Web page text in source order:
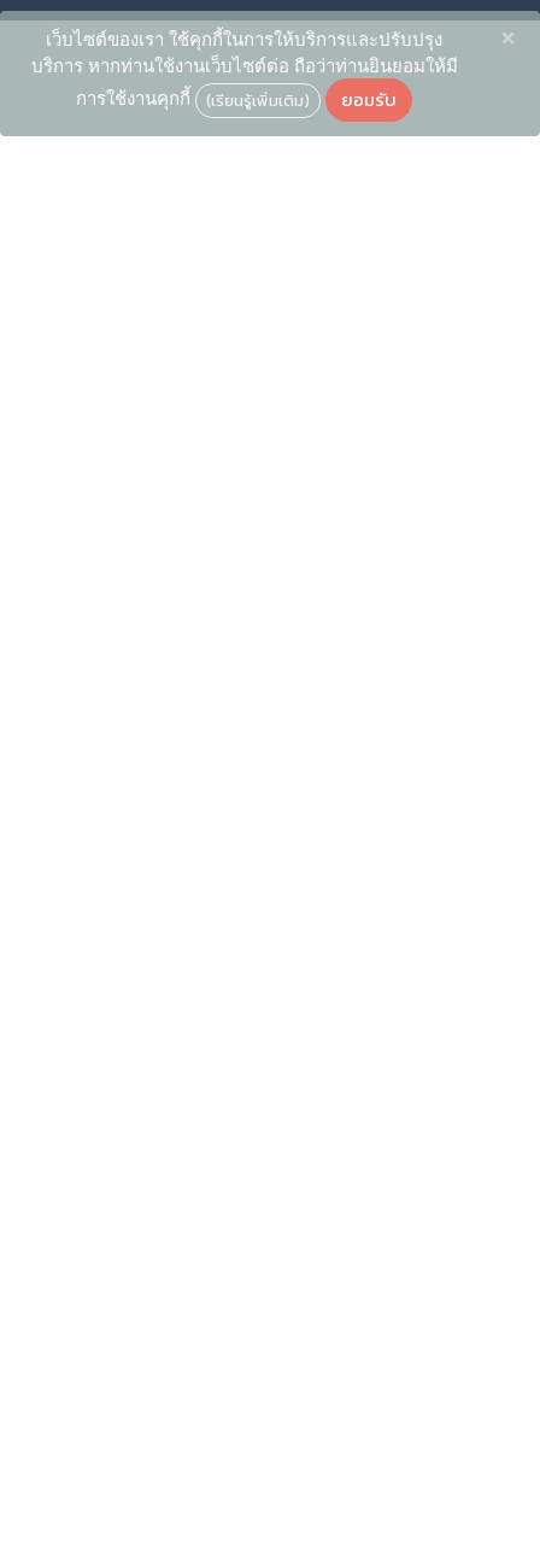
เว็บไซต์ของเรา ใช้คุกกี้ในการให้บริการและปรับปรุง
บริการ หากท่านใช้งานเว็บไซต์ต่อ ถือว่าท่านยินยอมให้มี
การใช้งานคุกกี้ (เรียนรู้เพิ่มเติม) ยอมรับ
×